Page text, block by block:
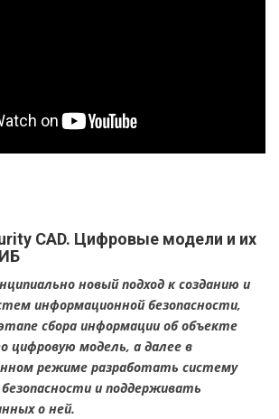
CAD. Цифровые модели и их
новый подход к созданию и
информационной безопасности,
сбора информации об объекте
цифровую модель, а далее в
режиме разработать систему
и поддерживать
о ней.